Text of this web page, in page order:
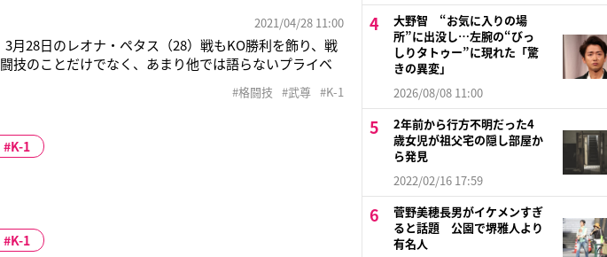
2021/04/28 11:00
月28日のレオナ・ペタス（28）戦もKO勝利を飾り、戦
技のことだけでなく、あまり他では語らないプライベ
故のプレッシャーはありますか？「そうですね。プレ
#格闘技 #武尊 #K-1
K-1
K-1
大野智 “お気に入りの場
所”に出没し…左腕の“びっ
しりタトゥー”に現れた「驚
きの異変」
2026/08/08 11:00
2年前から行方不明だった4
歳女児が祖父宅の隠し部屋か
ら発見
2022/02/16 17:59
菅野美穂長男がイケメンすぎ
ると話題 公園で堺雅人より
有名人